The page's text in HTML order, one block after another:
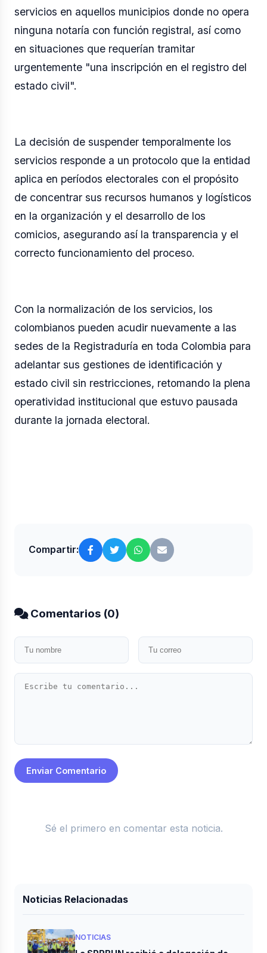
servicios en aquellos municipios donde no opera
ninguna notaría con función registral, así como
en situaciones que requerían tramitar
urgentemente "una inscripción en el registro del
estado civil".
La decisión de suspender temporalmente los
servicios responde a un protocolo que la entidad
aplica en períodos electorales con el propósito
de concentrar sus recursos humanos y logísticos
en la organización y el desarrollo de los
comicios, asegurando así la transparencia y el
correcto funcionamiento del proceso.
Con la normalización de los servicios, los
colombianos pueden acudir nuevamente a las
sedes de la Registraduría en toda Colombia para
adelantar sus gestiones de identificación y
estado civil sin restricciones, retomando la plena
operatividad institucional que estuvo pausada
durante la jornada electoral.
Compartir:
Comentarios (0)
Enviar Comentario
Sé el primero en comentar esta noticia.
Noticias Relacionadas
NOTICIAS